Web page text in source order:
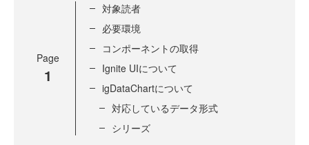
Page
1
対象読者
必要環境
コンポーネントの取得
Ignite UIについて
igDataChartについて
対応しているデータ形式
シリーズ